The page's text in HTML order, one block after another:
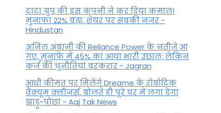
टाटा ग्रुप की इस कंपनी ने कर दिया कमाल!
मुनाफा 22% बढ़ा, शेयर पर सबकी नजर -
Hindustan
अनिल अंबानी की Reliance Power के नतीजे आ
गए, मुनाफे में 45% का आया भारी उछाल; लेकिन
कर्ज की चुनौतियां बरकरार - Jagran
आधी कीमत पर मिलेंगे Dreame के रोबोटिक
वैक्यूम क्लीनर्स, बोलते ही पूरे घर में लगा देगा
झाड़ू-पोछा - Aaj Tak News